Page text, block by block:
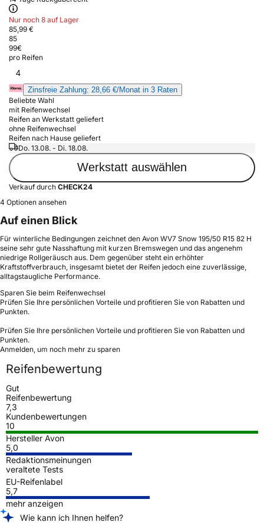
Nur noch 8 auf Lager
85,99 €
85
99€
pro Reifen
4
Zinsfreie Zahlung: 28,66 €/Monat in 3 Raten
Beliebte Wahl
mit Reifenwechsel
Reifen an Werkstatt geliefert
ohne Reifenwechsel
Reifen nach Hause geliefert
Do. 13.08. - Di. 18.08.
Werkstatt auswählen
Verkauf durch CHECK24
4 Optionen ansehen
Auf einen Blick
Für winterliche Bedingungen zeichnet den Avon WV7 Snow 195/50 R15 82 H
seine sehr gute Nasshaftung mit kurzen Bremswegen und das angenehm
niedrige Rollgeräusch aus. Dem gegenüber steht ein erhöhter
Kraftstoffverbrauch, insgesamt bietet der Reifen jedoch eine zuverlässige,
alltagstaugliche Performance.
Sparen Sie beim Reifenwechsel
Prüfen Sie Ihre persönlichen Vorteile und profitieren Sie von Rabatten und
Punkten.
Prüfen Sie Ihre persönlichen Vorteile und profitieren Sie von Rabatten und
Punkten.
Anmelden, um noch mehr zu sparen
Reifenbewertung
Gut
Reifenbewertung
7,3
Kundenbewertungen
10
Hersteller Avon
5,0
Redaktionsmeinungen
veraltete Tests
EU-Reifenlabel
5,7
mehr anzeigen
Wie kann ich Ihnen helfen?